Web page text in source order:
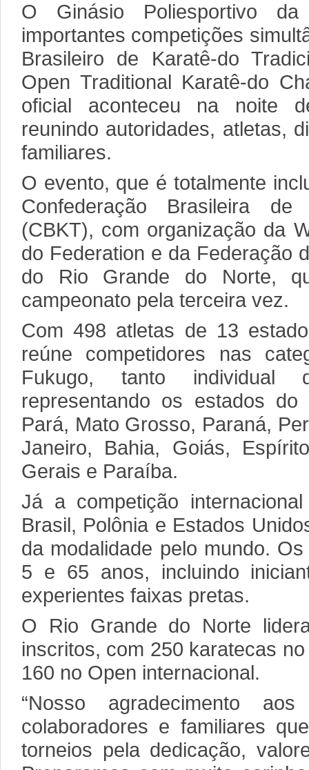
O Ginásio Poliesportivo
importantes competições
Brasileiro de Karatê-do
Open Traditional Karatê-do
oficial aconteceu na noite
reunindo autoridades, atletas,
familiares.
O evento, que é totalmente
Confederação Brasileira de
(CBKT), com organização da
do Federation e da Federação
do Rio Grande do Norte,
campeonato pela terceira vez.
Com 498 atletas de 13
reúne competidores nas
Fukugo, tanto individual
representando os estados
Pará, Mato Grosso, Paraná,
Janeiro, Bahia, Goiás,
Gerais e Paraíba.
Já a competição
Brasil, Polônia e Estados
da modalidade pelo mundo.
5 e 65 anos, incluindo
experientes faixas pretas.
O Rio Grande do Norte
inscritos, com 250 karatecas
160 no Open internacional.
“Nosso agradecimento
colaboradores e familiares
torneios pela dedicação,